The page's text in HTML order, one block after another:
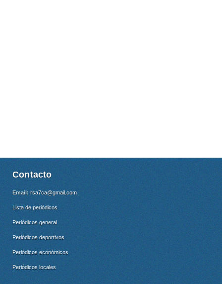
Contacto
Email: rsa7ca@gmail.com
Lista de periódicos
Periódicos general
Periódicos deportivos
Periódicos económicos
Periódicos locales